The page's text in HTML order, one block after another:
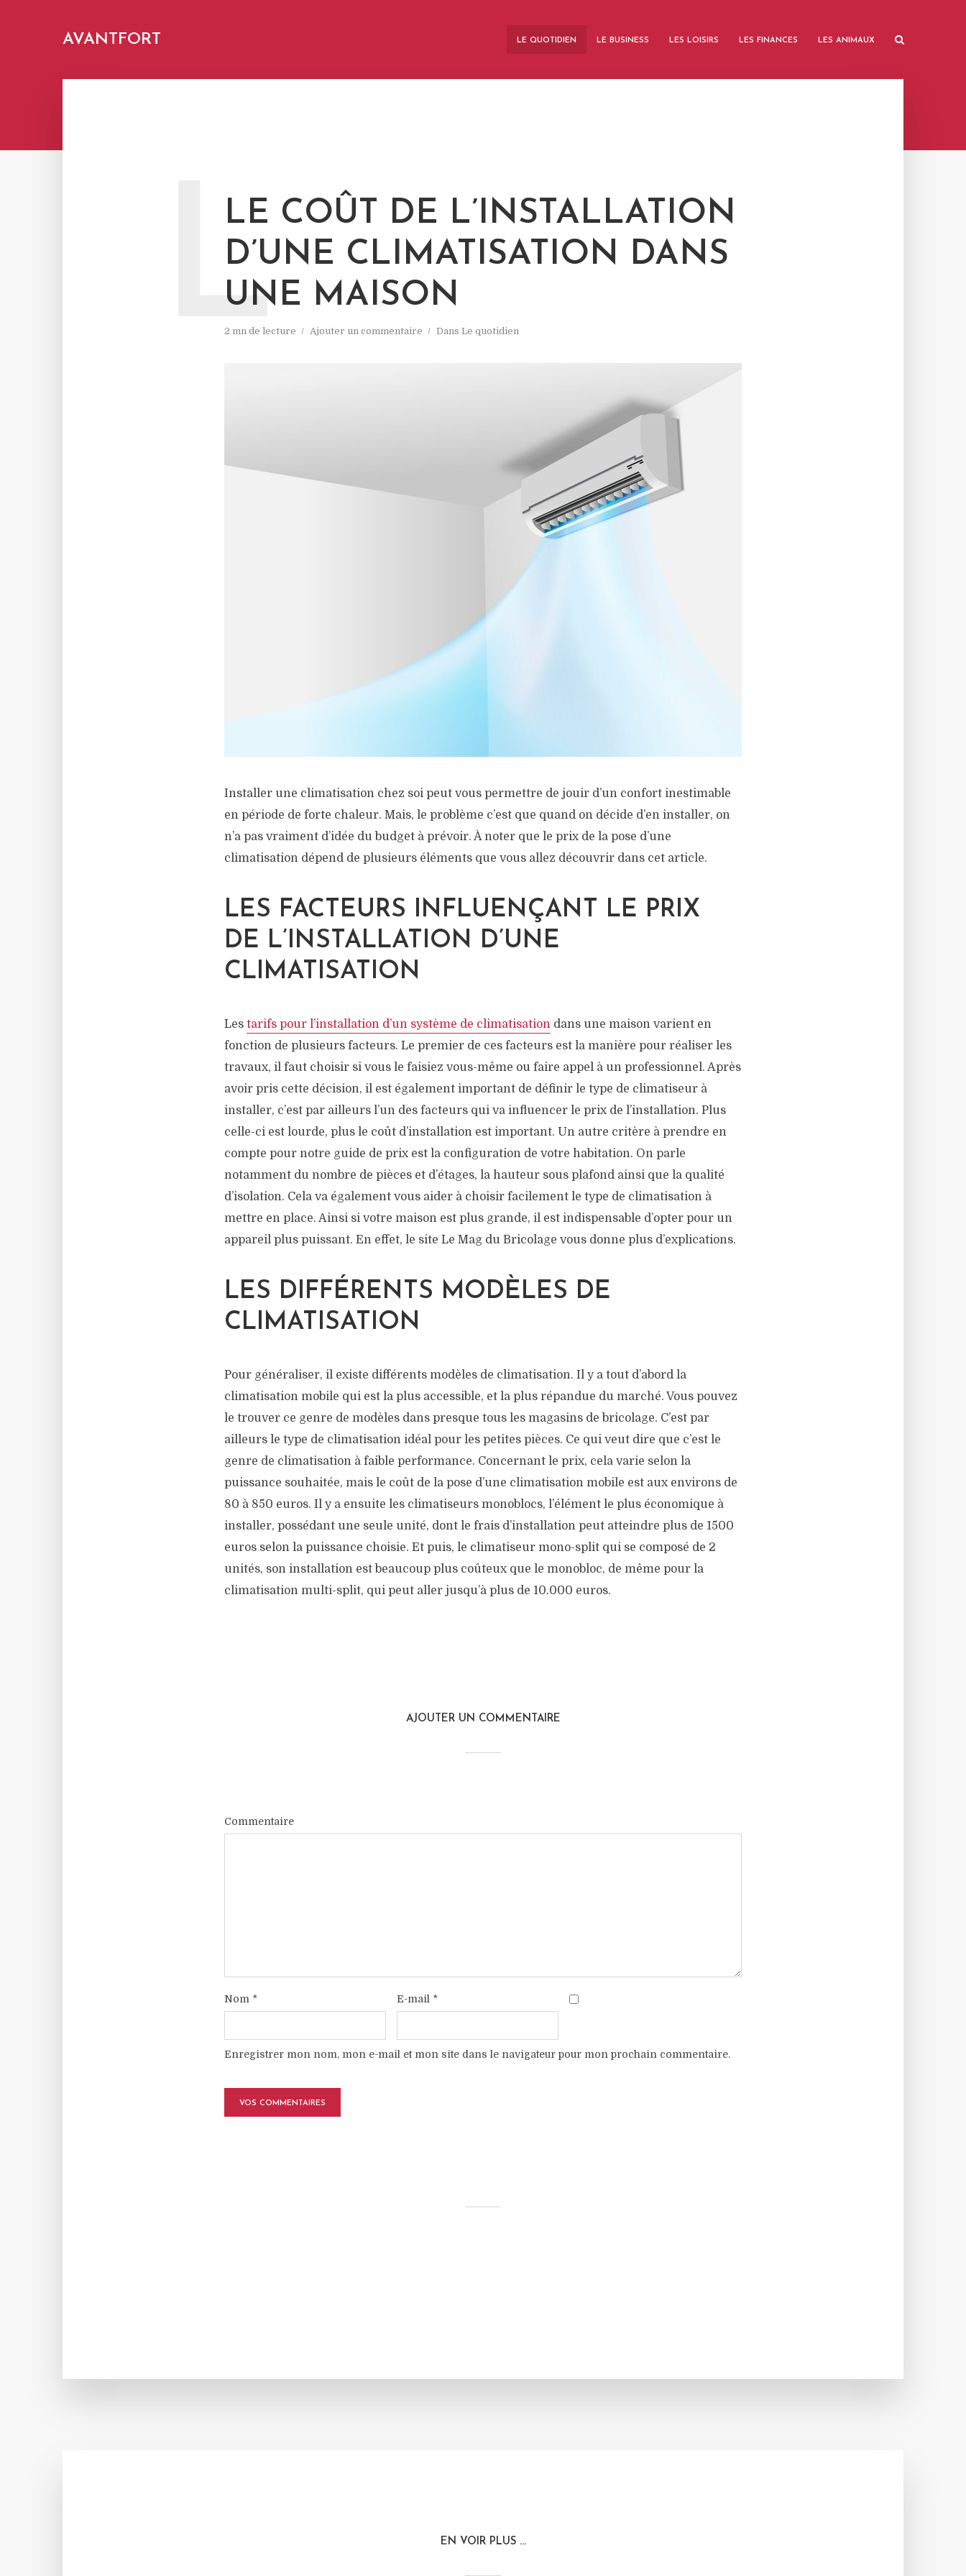
AVANTFORT LE QUOTIDIEN LE BUSINESS LES LOISIRS LES FINANCES LES ANIMAUX
LE COÛT DE L’INSTALLATION
D’UNE CLIMATISATION DANS
UNE MAISON
2 mn de lecture Ajouter un commentaire Dans Le quotidien
L
Installer une climatisation chez soi peut vous permettre de jouir d’un confort inestimable
en période de forte chaleur. Mais, le problème c’est que quand on décide d’en installer, on
n’a pas vraiment d’idée du budget à prévoir. À noter que le prix de la pose d’une
climatisation dépend de plusieurs éléments que vous allez découvrir dans cet article.
LES FACTEURS INFLUENÇANT LE PRIX
DE L’INSTALLATION D’UNE
CLIMATISATION
Les tarifs pour l’installation d’un système de climatisation dans une maison varient en
fonction de plusieurs facteurs. Le premier de ces facteurs est la manière pour réaliser les
travaux, il faut choisir si vous le faisiez vous-même ou faire appel à un professionnel. Après
avoir pris cette décision, il est également important de définir le type de climatiseur à
installer, c’est par ailleurs l’un des facteurs qui va influencer le prix de l’installation. Plus
celle-ci est lourde, plus le coût d’installation est important. Un autre critère à prendre en
compte pour notre guide de prix est la configuration de votre habitation. On parle
notamment du nombre de pièces et d’étages, la hauteur sous plafond ainsi que la qualité
d’isolation. Cela va également vous aider à choisir facilement le type de climatisation à
mettre en place. Ainsi si votre maison est plus grande, il est indispensable d’opter pour un
appareil plus puissant. En effet, le site Le Mag du Bricolage vous donne plus d’explications.
LES DIFFÉRENTS MODÈLES DE
CLIMATISATION
Pour généraliser, il existe différents modèles de climatisation. Il y a tout d’abord la
climatisation mobile qui est la plus accessible, et la plus répandue du marché. Vous pouvez
le trouver ce genre de modèles dans presque tous les magasins de bricolage. C’est par
ailleurs le type de climatisation idéal pour les petites pièces. Ce qui veut dire que c’est le
genre de climatisation à faible performance. Concernant le prix, cela varie selon la
puissance souhaitée, mais le coût de la pose d’une climatisation mobile est aux environs de
80 à 850 euros. Il y a ensuite les climatiseurs monoblocs, l’élément le plus économique à
installer, possédant une seule unité, dont le frais d’installation peut atteindre plus de 1500
euros selon la puissance choisie. Et puis, le climatiseur mono-split qui se composé de 2
unités, son installation est beaucoup plus coûteux que le monobloc, de même pour la
climatisation multi-split, qui peut aller jusqu’à plus de 10.000 euros.
AJOUTER UN COMMENTAIRE
Commentaire
Nom * E-mail *
Enregistrer mon nom, mon e-mail et mon site dans le navigateur pour mon prochain commentaire.
EN VOIR PLUS ...